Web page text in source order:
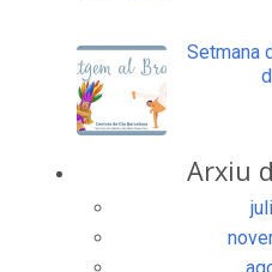
Setmana
Arxiu